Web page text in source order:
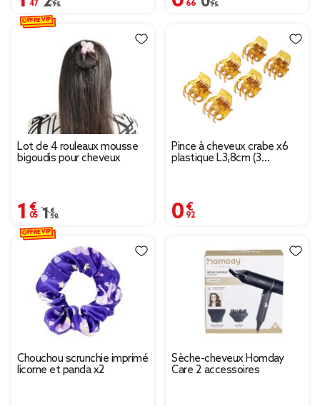
Lot de 4 rouleaux mousse
bigoudis pour cheveux
1,05 €
Prix remisé de 1,50 € à 1,05 €
1,50 €
OFFRE VIP
Pince à cheveux crabe x6
plastique L3,8cm (3
0,92 €
Chouchou scrunchie imprimé
licorne et panda x2
OFFRE VIP
Sèche-cheveux Homday
Care 2 accessoires